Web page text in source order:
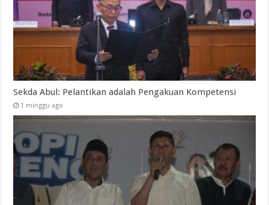
Sekda Abul: Pelantikan adalah Pengakuan Kompetensi
1 minggu ago